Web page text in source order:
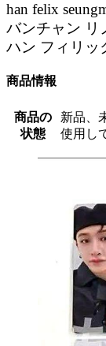
han felix
バンチャン リ
ハン フィリッ
商品情報
商品の
状態
新品、
使用し